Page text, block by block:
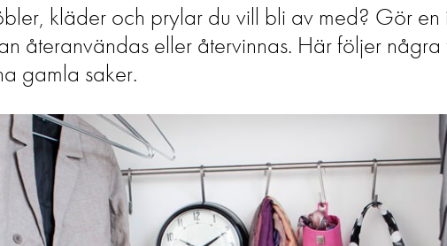
kläder och prylar du vill bli av med? Gör en
återanvändas eller återvinnas. Här följer
gamla saker.